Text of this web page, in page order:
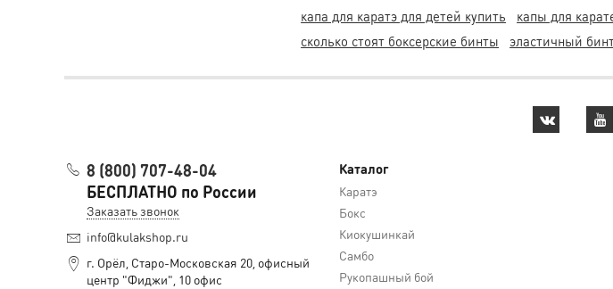
капа для каратэ для детей купить
капы для
сколько стоят боксерские бинты
эластичный
Каталог
Каратэ
Бокс
Киокушинкай
Самбо
Рукопашный бой
8 (800) 707-48-04
БЕСПЛАТНО по России
Заказать звонок
info@kulakshop.ru
г. Орёл, Старо-Московская 20, офисный
центр "Фиджи", 10 офис